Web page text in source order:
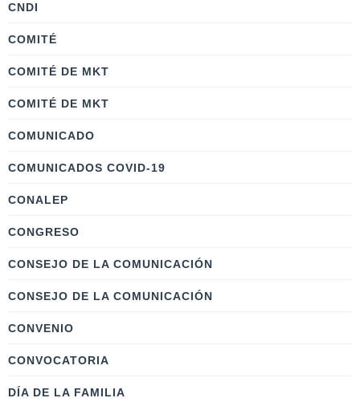
CNDI
COMITÉ
COMITÉ DE MKT
COMITÉ DE MKT
COMUNICADO
COMUNICADOS COVID-19
CONALEP
CONGRESO
CONSEJO DE LA COMUNICACIÓN
CONSEJO DE LA COMUNICACIÓN
CONVENIO
CONVOCATORIA
DÍA DE LA FAMILIA